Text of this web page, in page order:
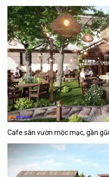
Cafe sân vườn mộc mạc, gần gũi